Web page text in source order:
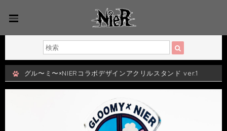
グル〜ミ〜×NIERコラボデザインアクリルスタンド ver.1